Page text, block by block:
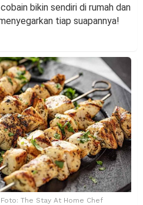
bikin sendiri di rumah dan
tiap suapannya!
The Stay At Home Chef